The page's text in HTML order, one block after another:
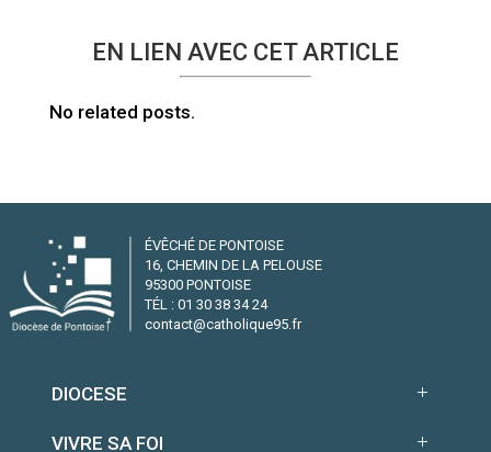
EN LIEN AVEC CET ARTICLE
No related posts.
ÉVÊCHÉ DE PONTOISE
16, CHEMIN DE LA PELOUSE
95300 PONTOISE
TÉL : 01 30 38 34 24
contact@catholique95.fr
DIOCESE
VIVRE SA FOI